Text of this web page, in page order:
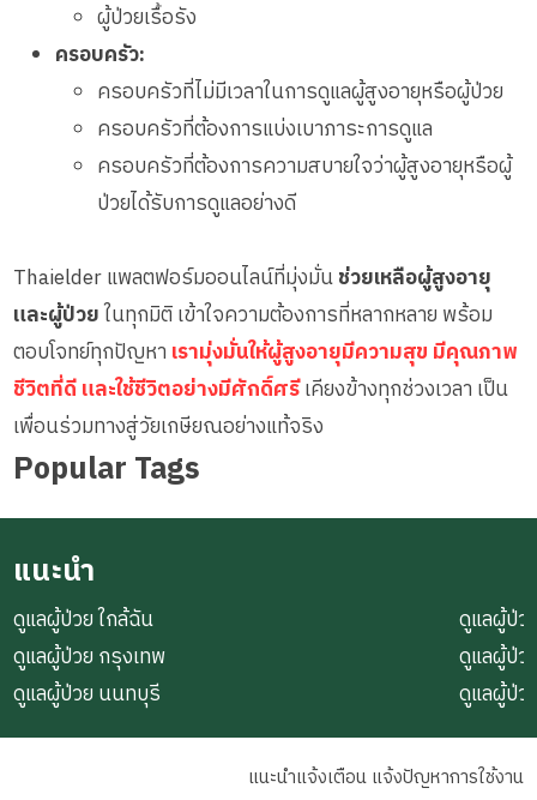
ผู้ป่วยเรื้อรัง
ครอบครัว:
ครอบครัวที่ไม่มีเวลาในการดูแลผู้สูงอายุหรือผู้ป่วย
ครอบครัวที่ต้องการแบ่งเบาภาระการดูแล
ครอบครัวที่ต้องการความสบายใจว่าผู้สูงอายุหรือผู้
ป่วยได้รับการดูแลอย่างดี
Thaielder แพลตฟอร์มออนไลน์ที่มุ่งมั่นช่วยเหลือผู้สูงอายุ
และผู้ป่วยในทุกมิติ เข้าใจความต้องการที่หลากหลาย พร้อม
ตอบโจทย์ทุกปัญหา เรามุ่งมั่นให้ผู้สูงอายุมีความสุข มีคุณภาพ
ชีวิตที่ดี และใช้ชีวิตอย่างมีศักดิ์ศรีเคียงข้างทุกช่วงเวลา เป็น
เพื่อนร่วมทางสู่วัยเกษียณอย่างแท้จริง
Popular Tags
แนะนำ
ดูแลผู้ป่วย ใกล้ฉัน
ดูแลผู้ป่วย กรุงเทพ
ดูแลผู้ป่วย นนทบุรี
ดูแลผู้ป่ว
ดูแลผู้ป่ว
ดูแลผู้ป่
แนะนำแจ้งเตือน แจ้งปัญหาการใช้งาน